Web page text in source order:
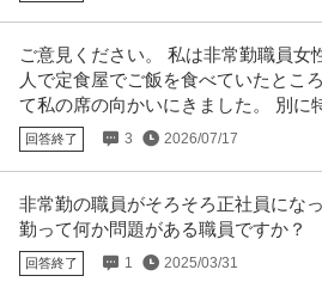
ご意見ください。 私は非常勤職員女
人で定食屋でご飯を食べていたとこ
て私の席の向かいにきました。 別に
回答終了 3 2026/07/17
非常勤の職員がそろそろ正社員にな
勤って何か問題がある職員ですか？
回答終了 1 2025/03/31